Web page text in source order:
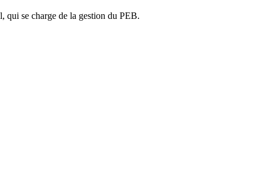
se charge de la gestion du PEB.